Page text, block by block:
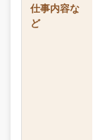
仕事内容な
ど